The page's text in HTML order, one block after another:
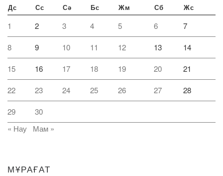
Дс Сс Сә Бс Жм Сб Жс
1 2 3 4 5 6 7
8 9 10 11 12 13 14
15 16 17 18 19 20 21
22 23 24 25 26 27 28
29
30
« Нау
Мам »
МҰРАҒАТ